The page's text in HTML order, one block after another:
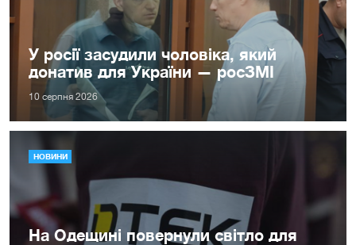
У росії засудили чоловіка, який
донатив для України — росЗМІ
10 серпня 2026
НОВИНИ
На Одещині повернули світло для